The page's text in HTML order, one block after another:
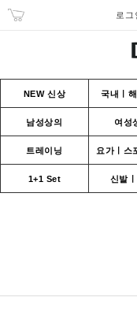
로그
NEW 신상 국내ㅣ
남성상의 여성
트레이닝 요가ㅣ스
1+1 Set 신발